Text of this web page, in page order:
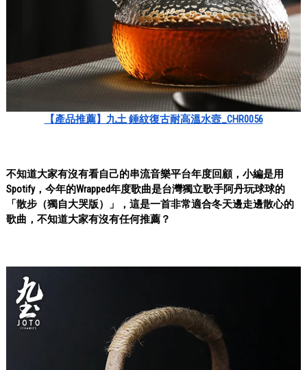
【產品推薦】九土 錘紋復古耐高溫水壼_CHR0056
不知道大家有沒有看自己的串流音樂平台年度回顧，小編是用
Spotify，今年的Wrapped年度歌曲是台灣獨立歌手阿丹玩球球的
「散步（獨自大哭版）」，這是一首非常適合冬天邊走邊散心的
歌曲，不知道大家有沒有任何推薦？